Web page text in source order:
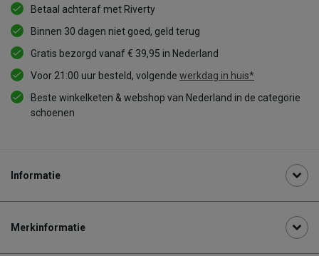
Betaal achteraf met Riverty
Binnen 30 dagen niet goed, geld terug
Gratis bezorgd vanaf € 39,95 in Nederland
Voor 21:00 uur besteld, volgende werkdag in huis*
Beste winkelketen & webshop van Nederland in de categorie
schoenen
Informatie
Merkinformatie